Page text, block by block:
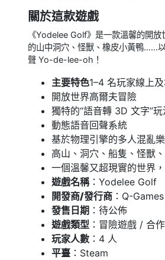
關於這款遊戲
《Yodelee Golf》是一款溫馨的開
的山中洞穴、怪獸、橡皮小黃鴨……
聲 Yo-de-lee-oh！
主要特色1–4 名玩家線上
開放世界高爾夫冒險
獨特的“語音轉 3D 文字”
動態語音回聲系統
基於物理引擎的多人混亂
高山、洞穴、船隻、怪獸
一個溫馨又超現實的世界
遊戲名稱：Yodelee Golf
開發商/發行商 ：Q-Games
發售日期 ：待公佈
遊戲類型 ：冒險遊戲 / 合
玩家人數 ：4 人
平臺 ：Steam